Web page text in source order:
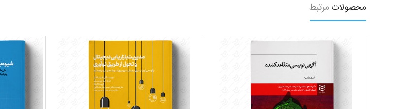
محصولات مرتبط